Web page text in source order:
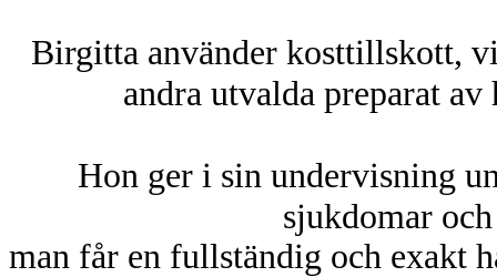
Birgitta använder kosttillskott,
andra utvalda preparat
Hon ger i sin undervisning
sjukdomar
man får en fullständig och exakt